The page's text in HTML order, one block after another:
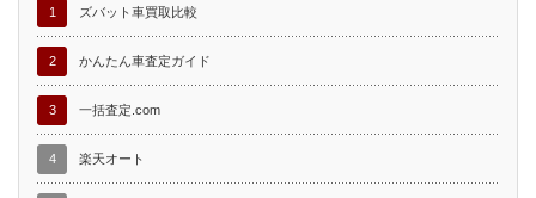
1 ズバット車買取比較
2 かんたん車査定ガイド
3 一括査定.com
4 楽天オート